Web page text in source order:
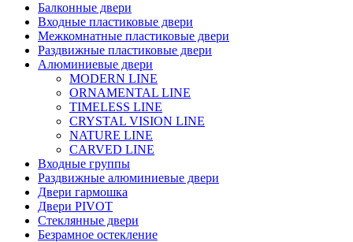
Балконные двери
Входные пластиковые двери
Межкомнатные пластиковые двери
Раздвижные пластиковые двери
Алюминиевые двери
MODERN LINE
ORNAMENTAL LINE
TIMELESS LINE
CRYSTAL VISION LINE
NATURE LINE
CARVED LINE
Входные группы
Раздвижные алюминиевые двери
Двери гармошка
Двери PIVOT
Стеклянные двери
Безрамное остекление